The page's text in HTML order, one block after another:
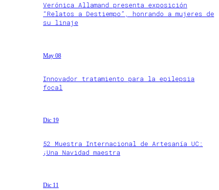
Verónica Allamand presenta exposición
“Relatos a Destiempo”, honrando a mujeres de
su linaje
May 08
Innovador tratamiento para la epilepsia
focal
Dic 19
52 Muestra Internacional de Artesanía UC:
¡Una Navidad maestra
Dic 11